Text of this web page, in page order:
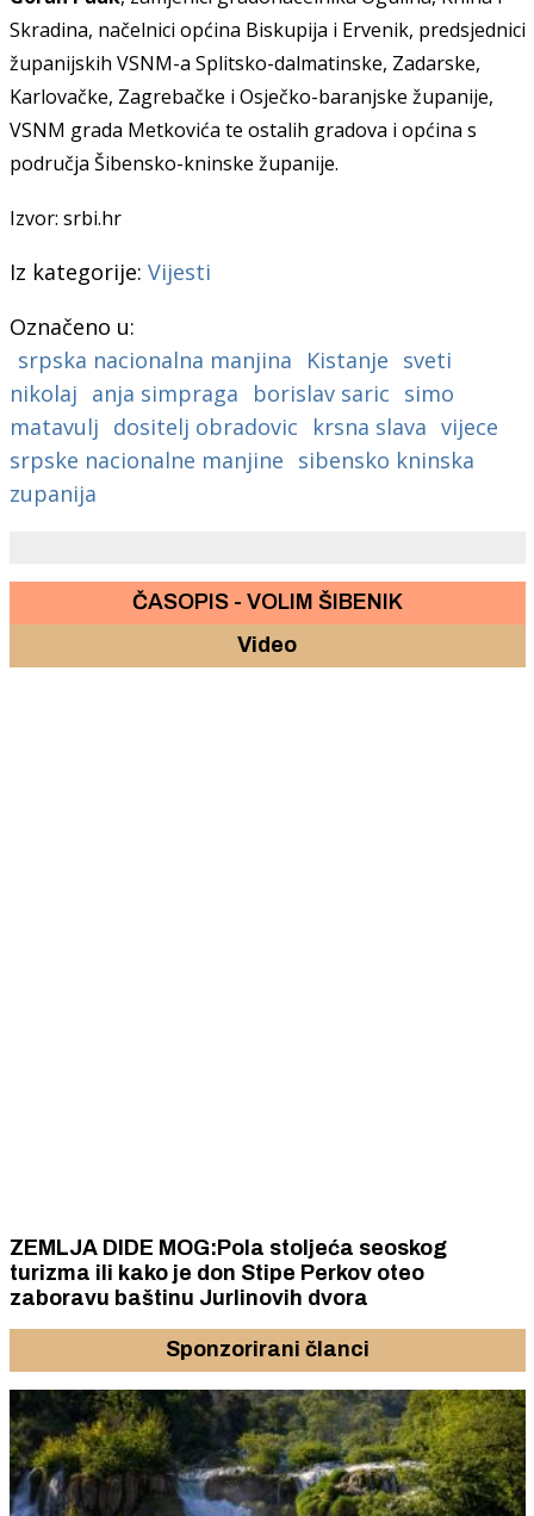
Skradina, načelnici općina Biskupija i Ervenik, predsjednici
županijskih VSNM-a Splitsko-dalmatinske, Zadarske,
Karlovačke, Zagrebačke i Osječko-baranjske županije,
VSNM grada Metkovića te ostalih gradova i općina s
područja Šibensko-kninske županije.
Izvor: srbi.hr
Iz kategorije: Vijesti
Označeno u:
srpska nacionalna manjina
Kistanje sveti
nikolaj anja simpraga borislav saric simo
matavulj dositelj obradovic krsna slava vijece
srpske nacionalne manjine sibensko kninska
zupanija
ČASOPIS - VOLIM ŠIBENIK
Video
ZEMLJA DIDE MOG:Pola stoljeća seoskog
turizma ili kako je don Stipe Perkov oteo
zaboravu baštinu Jurlinovih dvora
Sponzorirani članci